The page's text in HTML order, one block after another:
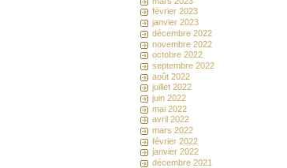
février 2023
janvier 2023
décembre 2022
novembre 2022
octobre 2022
septembre 2022
août 2022
juillet 2022
juin 2022
mai 2022
avril 2022
mars 2022
février 2022
janvier 2022
décembre 2021